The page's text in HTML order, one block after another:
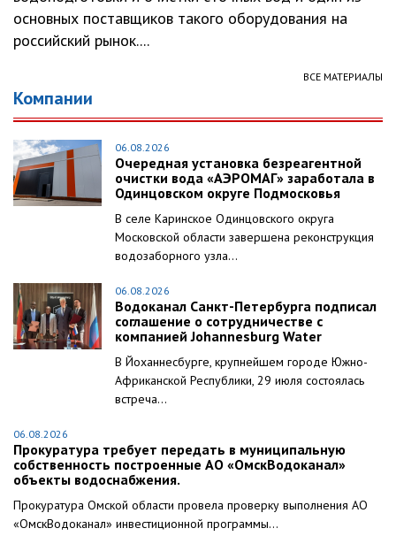
основных поставщиков такого оборудования на
российский рынок....
ВСЕ МАТЕРИАЛЫ
Компании
06.08.2026
Очередная установка безреагентной
очистки вода «АЭРОМАГ» заработала в
Одинцовском округе Подмосковья
В селе Каринское Одинцовского округа
Московской области завершена реконструкция
водозаборного узла...
06.08.2026
Водоканал Санкт-Петербурга подписал
соглашение о сотрудничестве с
компанией Johannesburg Water
В Йоханнесбурге, крупнейшем городе Южно-
Африканской Республики, 29 июля состоялась
встреча...
06.08.2026
Прокуратура требует передать в муниципальную
собственность построенные АО «ОмскВодоканал»
объекты водоснабжения.
Прокуратура Омской области провела проверку выполнения АО
«ОмскВодоканал» инвестиционной программы...